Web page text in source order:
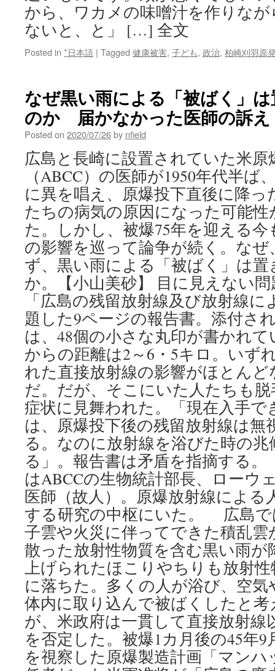
から、ワカメの味噌汁を作りな
ないと、と」 […] 全文
Posted in *日本語 | Tagged 健康被害, 子ども, 政治, 柏崎刈羽原
なぜ黒い雨による「被ばく」
のか 届かなかった医師の訴え
Posted on 2020/07/26by nfield
広島と長崎に設置されていた米原
（ABCC）の医師が1950年代半ば
に異を唱え、原爆投下直後に降っ
たちの病気の原因になった可能
た。しかし、被爆75年を迎える
の影響を巡って論争が続く。な
ず、黒い雨による「被ばく」は
か。【小山美砂】 目に見えない
「広島の残留放射線及び放射線
題した9ページの報告書。添付さ
は、48個の小さな丸印が書かれ
からの距離は2～6・5キロ。いず
れた直接放射線の影響がほとん
だ。だが、そこにいた人たちも
症状に見舞われた。「現在入手で
は、原爆投下後の残留放射線は
る。なのに放射線を浴びた時の
る」。報告書は矛盾を指摘する
はABCCの生物統計部長、ローウ
医師（故人）。原爆放射線による
する研究の中枢にいた。 広島で
子雲や火災に伴ってできた積乱
散った放射性物質を含む黒い雨が
上げられたほこりやちりも放射
に落ちた。多くの人が浴び、空
体内に取り込んで被ばくしたと
が、米政府は一貫して直接放射線
を否定した。被爆1カ月後の45年9
を視察した原爆製造計画「マン